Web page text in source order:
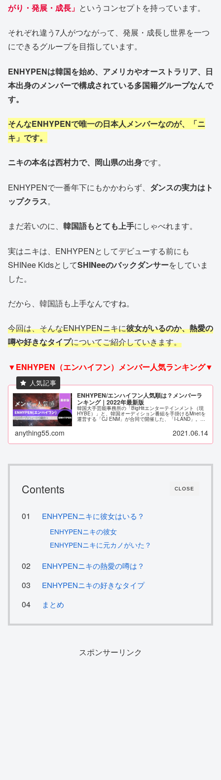
がり・発展・成長」 というコンセプトを持っています。
それぞれ違う7人がつながって、発展・成長し世界を一つ
にできるグループを目指しています。
ENHYPENは韓国を始め、アメリカやオーストラリア、日
本出身のメンバーで構成されている多国籍グループなんで
す。
そんなENHYPENで唯一の日本人メンバーなのが、「ニ
キ」です。
ニキの本名は西村力で、岡山県の出身です。
ENHYPENで一番年下にもかかわらず、 ダンスの実力はト
ップクラス。
まだ若いのに、 韓国語もとても上手にしゃべれます。
実はニキは、ENHYPENとしてデビューする前にも
SHINee KidsとしてSHINeeのバックダンサーをしていま
した。
だから、韓国語も上手なんですね。
今回は、そんなENHYPENニキに彼女がいるのか、熱愛の
噂や好きなタイプについてご紹介していきます。
▼ENHYPEN（エンハイフン）メンバー人気ランキング▼
ENHYPEN/エンハイフン人気順は？メンバーラ
ンキング｜2022年最新版
韓国大手芸能事務所の「BigHitエンターテインメント（現
HYBE）」と、韓国オーディション番組を手掛けるMnetを
運営する「CJ ENM」が合同で開催した、「I-LAND」。そ
こから、7人組のボーイズグループ「ENHYPEN（エンハイ
anything55.com 2021.06.14
CLOSE
Contents
ENHYPENニキに彼女はいる？
ENHYPENニキの彼女
ENHYPENニキに元カノがいた？
ENHYPENニキの熱愛の噂は？
ENHYPENニキの好きなタイプ
まとめ
スポンサーリンク